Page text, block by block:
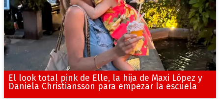
El look total pink de Elle, la hija de Maxi López y
Daniela Christiansson para empezar la escuela